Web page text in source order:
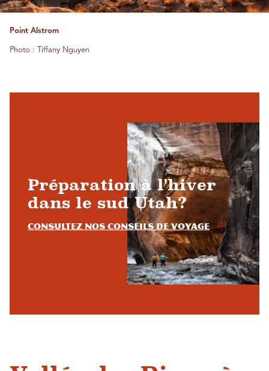
Point Alstrom
Photo : Tiffany Nguyen
Préparation à l'hiver
dans le sud Utah?
Consultez nos conseils de voyage